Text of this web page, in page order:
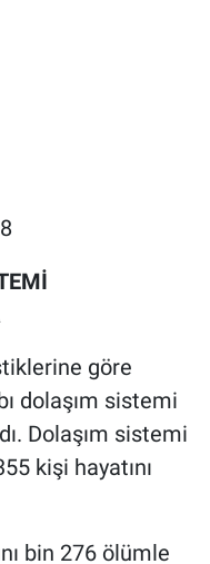
göre
dolaşım sistemi
Dolaşım sistemi
kişi hayatını
bin 276 ölümle